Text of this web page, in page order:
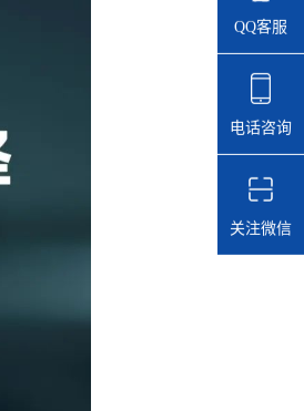
QQ客服
电话咨询
关注微信